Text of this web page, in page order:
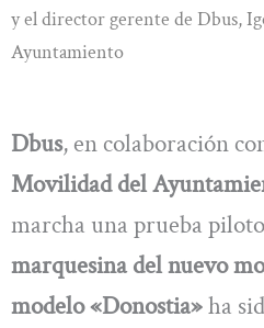
y el director gerente de Dbus,
Ayuntamiento
Dbus, en colaboración
Movilidad del
marcha una prueba
marquesina del nuevo
modelo «Donostia»ha